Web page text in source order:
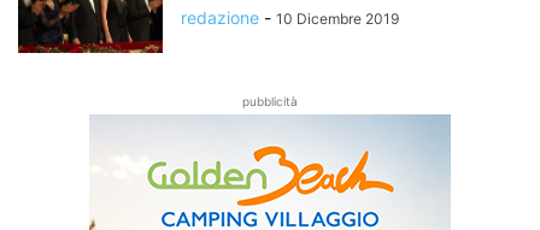
redazione - 10 Dicembre 2019
pubblicità